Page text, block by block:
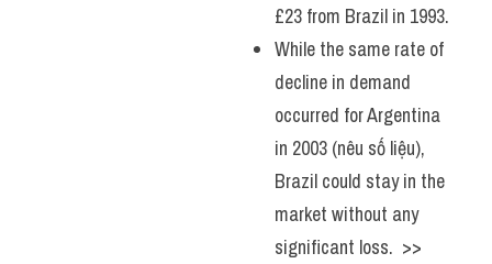
£23 from Brazil in 1993.
While the same rate of
decline in demand
occurred for Argentina
in 2003 (nêu số liệu),
Brazil could stay in the
market without any
significant loss.  >>